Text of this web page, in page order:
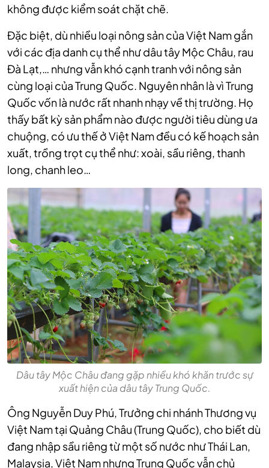
không được kiểm soát chặt chẽ.
Đặc biệt, dù nhiều loại nông sản của Việt Nam gắn
với các địa danh cụ thể như dâu tây Mộc Châu, rau
Đà Lạt,… nhưng vẫn khó cạnh tranh với nông sản
cùng loại của Trung Quốc. Nguyên nhân là vì Trung
Quốc vốn là nước rất nhanh nhạy về thị trường. Họ
thấy bất kỳ sản phẩm nào được người tiêu dùng ưa
chuộng, có ưu thế ở Việt Nam đều có kế hoạch sản
xuất, trồng trọt cụ thể như: xoài, sầu riêng, thanh
long, chanh leo…
Dâu tây Mộc Châu đang gặp nhiều khó khăn trước sự
xuất hiện của dâu tây Trung Quốc.
Ông Nguyễn Duy Phú, Trưởng chi nhánh Thương vụ
Việt Nam tại Quảng Châu (Trung Quốc), cho biết dù
đang nhập sầu riêng từ một số nước như Thái Lan,
Malaysia, Việt Nam nhưng Trung Quốc vẫn chủ